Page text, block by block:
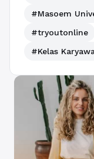
#Masoem
#tryoutonline
#Kelas